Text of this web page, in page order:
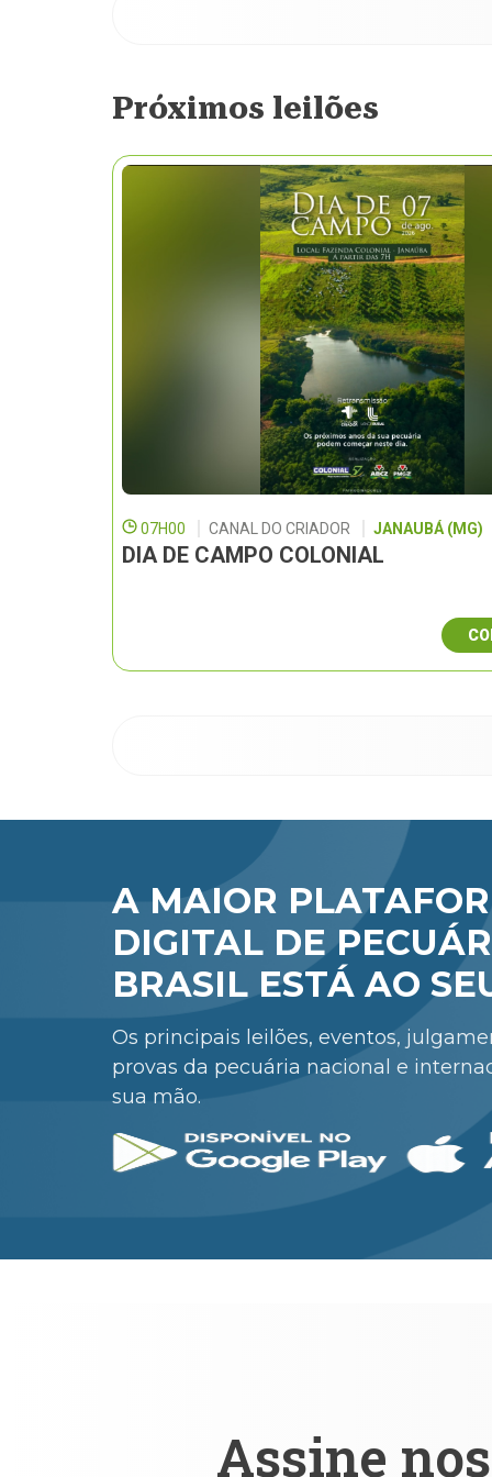
Próximos leilões
07H00 CANAL DO CRIADOR JANAUBÁ (MG)
DIA DE CAMPO COLONIAL
A MAIOR
DIGITAL DE
BRASIL ESTÁ AO
Os principais leilões, eventos,
provas da pecuária nacional e
sua mão.
Assine